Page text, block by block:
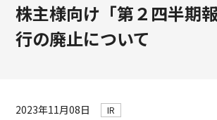
株主様向け「第２四半期
行の廃止について
2023年11月08日 IR